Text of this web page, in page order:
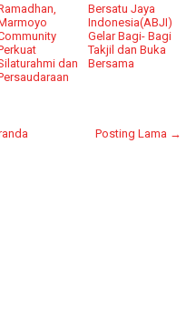
dan
Bersatu Jaya
Indonesia(ABJI)
Gelar Bagi- Bagi
Takjil dan Buka
Bersama
Posting Lama →